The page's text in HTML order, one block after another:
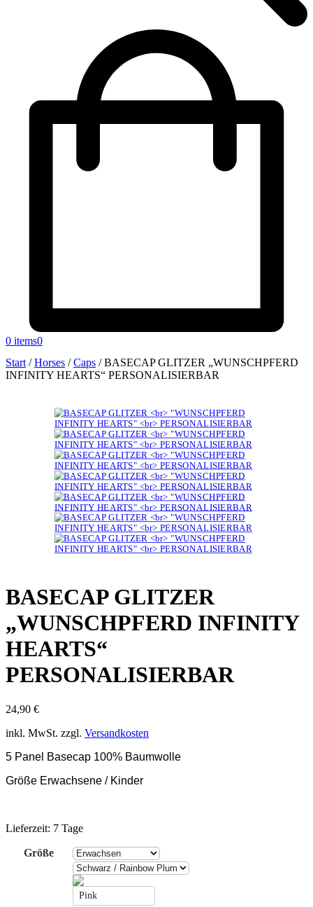
0 items0
Start /Horses /Caps /BASECAP GLITZER „WUNSCHPFERD
INFINITY HEARTS“ PERSONALISIERBAR
BASECAP GLITZER
„WUNSCHPFERD INFINITY
HEARTS“
PERSONALISIERBAR
24,90 €
inkl. MwSt. zzgl. Versandkosten
5 Panel Basecap 100% Baumwolle
Größe Erwachsene / Kinder
Lieferzeit: 7 Tage
Größe
Pink